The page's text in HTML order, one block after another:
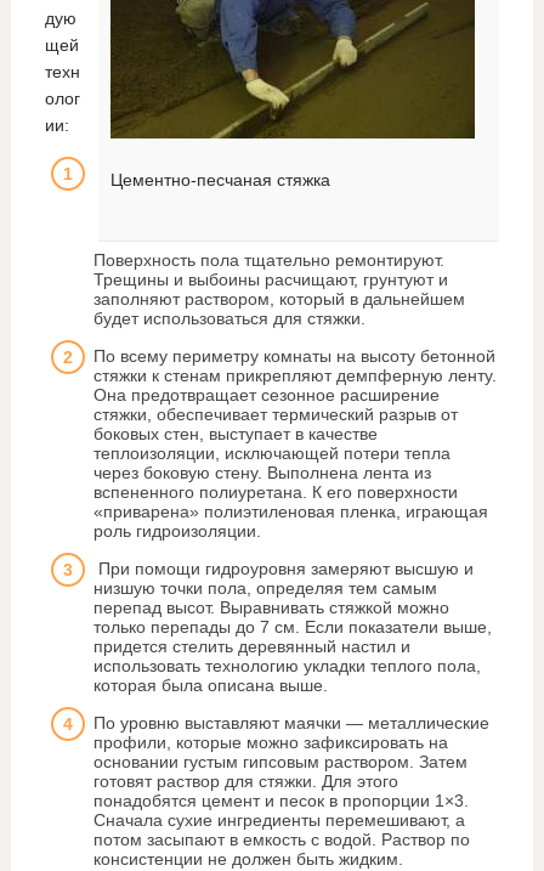
Цементно-песчаная стяжка
дую
щей
техн
олог
ии:
Поверхность пола тщательно ремонтируют.
Трещины и выбоины расчищают, грунтуют и
заполняют раствором, который в дальнейшем
будет использоваться для стяжки.
По всему периметру комнаты на высоту бетонной
стяжки к стенам прикрепляют демпферную ленту.
Она предотвращает сезонное расширение
стяжки, обеспечивает термический разрыв от
боковых стен, выступает в качестве
теплоизоляции, исключающей потери тепла
через боковую стену. Выполнена лента из
вспененного полиуретана. К его поверхности
«приварена» полиэтиленовая пленка, играющая
роль гидроизоляции.
При помощи гидроуровня замеряют высшую и
низшую точки пола, определяя тем самым
перепад высот. Выравнивать стяжкой можно
только перепады до 7 см. Если показатели выше,
придется стелить деревянный настил и
использовать технологию укладки теплого пола,
которая была описана выше.
По уровню выставляют маячки — металлические
профили, которые можно зафиксировать на
основании густым гипсовым раствором. Затем
готовят раствор для стяжки. Для этого
понадобятся цемент и песок в пропорции 1×3.
Сначала сухие ингредиенты перемешивают, а
потом засыпают в емкость с водой. Раствор по
консистенции не должен быть жидким.